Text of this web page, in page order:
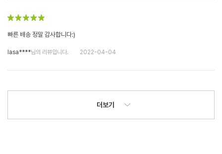
빠른 배송 정말 감사합니다:)
lasa****님의 리뷰입니다. 2022-04-04
더보기